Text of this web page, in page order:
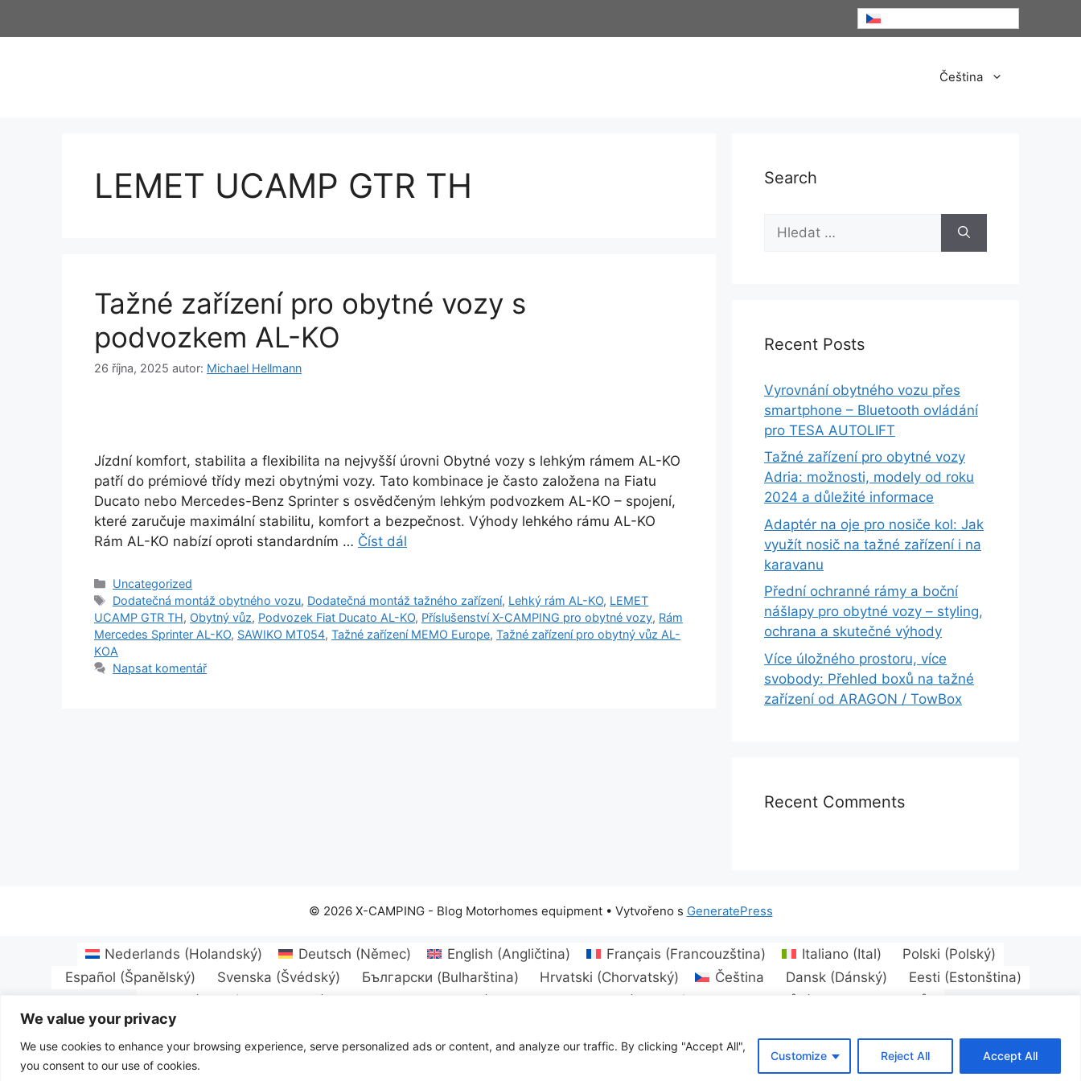
We value your privacy
We use cookies to enhance your browsing experience, serve personalized ads or content, and analyze our traffic. By clicking "Accept All",
you consent to our use of cookies.
Customize Reject All Accept All
Čeština
LEMET UCAMP GTR TH
Tažné zařízení pro obytné vozy s
podvozkem AL-KO
26 října, 2025 autor: Michael Hellmann
Jízdní komfort, stabilita a flexibilita na nejvyšší úrovni Obytné vozy s lehkým rámem AL-KO
patří do prémiové třídy mezi obytnými vozy. Tato kombinace je často založena na Fiatu
Ducato nebo Mercedes-Benz Sprinter s osvědčeným lehkým podvozkem AL-KO – spojení,
které zaručuje maximální stabilitu, komfort a bezpečnost. Výhody lehkého rámu AL-KO
Rám AL-KO nabízí oproti standardním … Číst dál
Rubriky
Uncategorized
Štítky
Dodatečná montáž obytného vozu, Dodatečná montáž tažného zařízení, Lehký rám AL-KO, LEMET
UCAMP GTR TH, Obytný vůz, Podvozek Fiat Ducato AL-KO, Příslušenství X-CAMPING pro obytné vozy, Rám
Mercedes Sprinter AL-KO, SAWIKO MT054, Tažné zařízení MEMO Europe, Tažné zařízení pro obytný vůz AL-
KOA
Napsat komentář
Search
Recent Posts
Vyrovnání obytného vozu přes
smartphone – Bluetooth ovládání
pro TESA AUTOLIFT
Tažné zařízení pro obytné vozy
Adria: možnosti, modely od roku
2024 a důležité informace
Adaptér na oje pro nosiče kol: Jak
využít nosič na tažné zařízení i na
karavanu
Přední ochranné rámy a boční
nášlapy pro obytné vozy – styling,
ochrana a skutečné výhody
Více úložného prostoru, více
svobody: Přehled boxů na tažné
zařízení od ARAGON / TowBox
Recent Comments
© 2026 X-CAMPING - Blog Motorhomes equipment• Vytvořeno s GeneratePress
Nederlands (Holandský) Deutsch (Němec) English (Angličtina) Français (Francouzština) Italiano(Ital) Polski (Polský)
Español (Španělský) Svenska (Švédský) Български (Bulharština) Hrvatski (Chorvatský) Čeština Dansk(Dánský) Eesti (Estonština)
( Finský ( (Lotyština (Litevský Norsk bokmål ( Norwegian bokmål
Português(
Українська(Ukrajinský)